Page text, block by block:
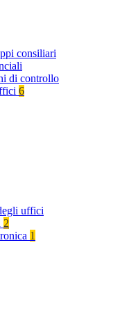
consiliari
di controllo
6
uffici
2
1